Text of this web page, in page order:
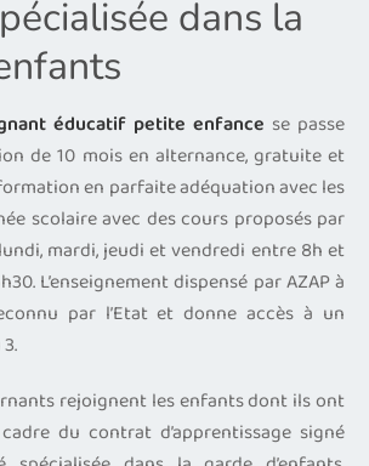
dans la
éducatif petite enfance se passe
de 10 mois en alternance, gratuite et
en parfaite adéquation avec les
scolaire avec des cours proposés par
mardi, jeudi et vendredi entre 8h et
L’enseignement dispensé par AZAP à
par l’Etat et donne accès à un
rejoignent les enfants dont ils ont
du contrat d’apprentissage signé